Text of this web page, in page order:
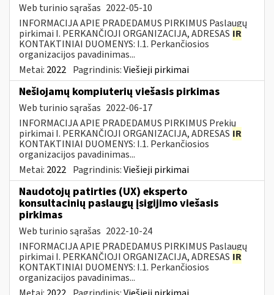
Web turinio sąrašas 2022-05-10
INFORMACIJA APIE PRADEDAMUS PIRKIMUS Paslaugų
pirkimai I. PERKANČIOJI ORGANIZACIJA, ADRESAS IR
KONTAKTINIAI DUOMENYS: I.1. Perkančiosios
organizacijos pavadinimas...
Metai: 2022 Pagrindinis:Viešieji pirkimai
Nešiojamų kompiuterių viešasis pirkimas
Web turinio sąrašas 2022-06-17
INFORMACIJA APIE PRADEDAMUS PIRKIMUS Prekių
pirkimai I. PERKANČIOJI ORGANIZACIJA, ADRESAS IR
KONTAKTINIAI DUOMENYS: I.1. Perkančiosios
organizacijos pavadinimas...
Metai: 2022 Pagrindinis:Viešieji pirkimai
Naudotojų patirties (UX) eksperto
konsultacinių paslaugų įsigijimo viešasis
pirkimas
Web turinio sąrašas 2022-10-24
INFORMACIJA APIE PRADEDAMUS PIRKIMUS Paslaugų
pirkimai I. PERKANČIOJI ORGANIZACIJA, ADRESAS IR
KONTAKTINIAI DUOMENYS: I.1. Perkančiosios
organizacijos pavadinimas...